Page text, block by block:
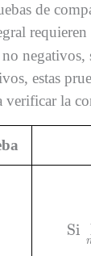
de
requieren
negativos,
estas
verificar la
Si
Si